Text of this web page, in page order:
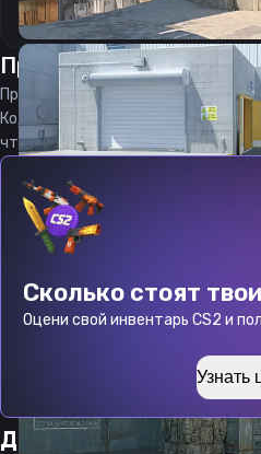
Прицелтаксот
Прицел tucks является актуальным
Код прицела
CS 2
чтобы вы могли играть с
Сколько стоят
Оцени свой инвентарь CS2 и
Узнать
Другие прицелы